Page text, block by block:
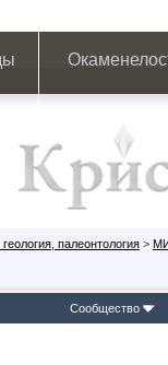
палеонтология >
Сообщество